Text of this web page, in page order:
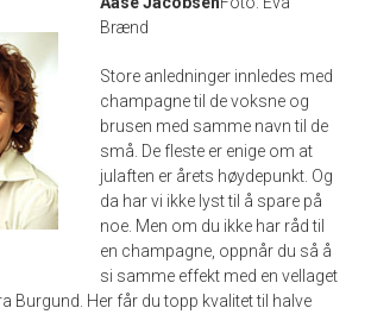
Brænd
Store anledninger innledes med
champagne til de voksne og
brusen med samme navn til de
små. De fleste er enige om at
julaften er årets høydepunkt. Og
da har vi ikke lyst til å spare på
noe. Men om du ikke har råd til
en champagne, oppnår du så å
si samme effekt med en vellaget
Burgund. Her får du topp kvalitet til halve